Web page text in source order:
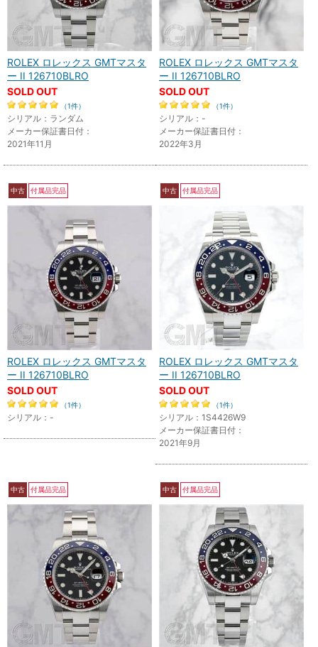
ROLEX ロレックス GMTマスタ
ー II 126710BLRO
SOLD OUT
（1件）
シリアル：ランダム
メーカー保証書日付：
2021年11月
ROLEX ロレックス GMTマスタ
ー II 126710BLRO
SOLD OUT
（1件）
シリアル：-
メーカー保証書日付：
2022年3月
中古 付属品完品
ROLEX ロレックス GMTマスタ
ー II 126710BLRO
SOLD OUT
（1件）
シリアル：-
中古 付属品完品
ROLEX ロレックス GMTマスタ
ー II 126710BLRO
SOLD OUT
（1件）
シリアル：1S4426W9
メーカー保証書日付：
2021年9月
中古 付属品完品 中古 付属品完品